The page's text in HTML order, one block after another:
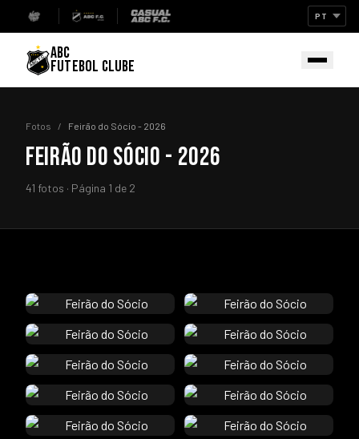
ABC
FUTEBOL CLUBE
Fotos / Feirão do Sócio - 2026
FEIRÃO DO SÓCIO - 2026
41 fotos · Página 1 de 2